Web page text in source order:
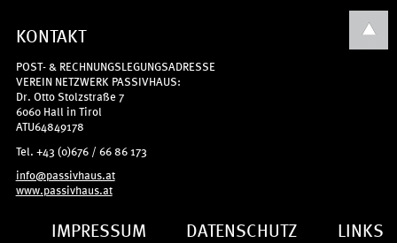
KONTAKT
POST- & RECHNUNGSLEGUNGSADRESSE
VEREIN NETZWERK PASSIVHAUS:
Dr. Otto Stolzstraße 7
6060 Hall in Tirol
ATU64849178
Tel. +43 (0)676 / 66 86 173
info@passivhaus.at
www.passivhaus.at
IMPRESSUM DATENSCHUTZ LINKS